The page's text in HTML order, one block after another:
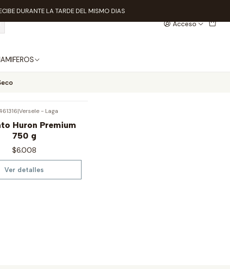
Acceso
DURANTE LA TARDE DEL MISMO DIAS
|Versele - Laga
Huron Premium
750 g
$6.008
Ver detalles